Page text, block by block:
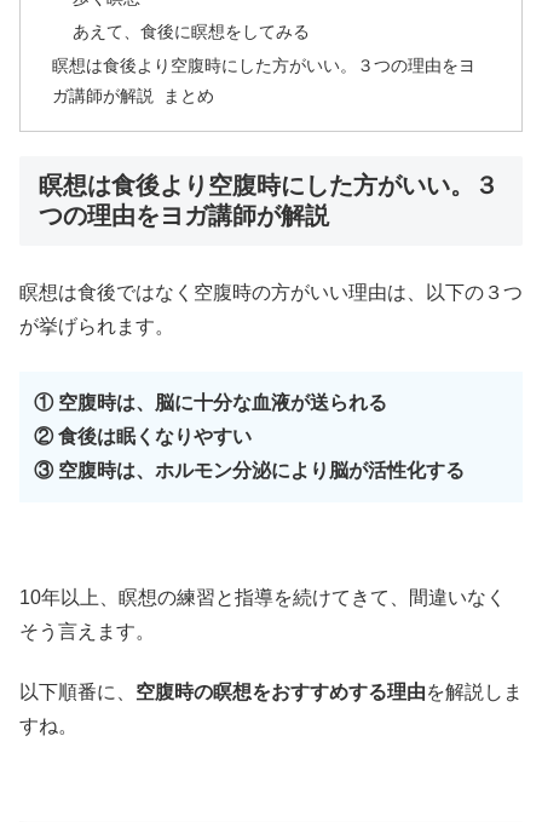
あえて、食後に瞑想をしてみる
瞑想は食後より空腹時にした方がいい。３つの理由をヨ
ガ講師が解説 まとめ
瞑想は食後より空腹時にした方がいい。３
つの理由をヨガ講師が解説
瞑想は食後ではなく空腹時の方がいい理由は、以下の３つ
が挙げられます。
① 空腹時は、脳に十分な血液が送られる
② 食後は眠くなりやすい
③ 空腹時は、ホルモン分泌により脳が活性化する
10年以上、瞑想の練習と指導を続けてきて、間違いなく
そう言えます。
以下順番に、 空腹時の瞑想をおすすめする理由を解説しま
すね。